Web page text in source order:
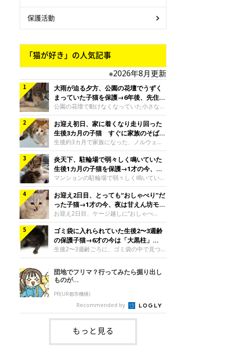
保護活動
「猫が好き」の人気記事
※2026年8月更新
大雨が迫る夕方、公園の花壇でうずく
まっていた子猫を保護→6年後、先住猫
と“姉妹”のような関係に
公園の花壇で動けなくなっていた小さな子
猫。家族に迎えられてから6年、先住猫と
の間には深い絆が育まれていました。保護
当時のティダちゃん。
@muumuu62197189紹介するのは、
X（旧Twitter）ユーザー
@muumuu62197189さんの愛猫・ティダ
ちゃん（取材時6才）の成長記録です。こ
ちらは、生後3カ月ごろのティダちゃん。
飼い主さんが出会ったのは、夜から大雨に
なると予報されていた日の夕方でした。花
壇で動けずにいた子猫保護したばかりのテ
ィダちゃん。@muumuu62197189飼い主
さんは、公園の
お迎え初日、家に着くなり走り回った
生後3カ月の子猫 すぐに家族のそばで
落ち着く姿に「迎えてよかった」
生後約3カ月で家族になった、ノルウェー
ジャンフォレストキャットの子猫。お迎え
翌日には、すでに家でくつろぐ様子を見せ
ていました。お迎え翌日、ベッドでうとう
とするむうちゃんお迎え翌日のむうちゃ
ん。@umimugi0304紹介するのは、
Instagramユーザー@umimugi0304さんの
愛猫・むうちゃん（撮影時、生後約3カ月
／ノルウェージャンフォレストキャッ
ト）。こちらは、お迎え翌日に撮影された
一枚。ゴハンをお腹いっぱい食べたむうち
ゃんは眠くなり、飼い主さん夫婦のベッド
でうとうとし始めたのだとか。飼い主さ
炎天下、駐輪場で弱々しく鳴いていた
生後1カ月の子猫を保護→1才の今、筋
肉質でツンデレなコに成長
マンションの駐輪場で弱々しく鳴いてい
た、生後1カ月ほどの子猫。家族に迎えら
れてから1年、体も行動も大きく成長しま
した。炎天下の駐輪場で鳴いていた小さな
子猫保護当時のモモちゃん。@Kingponzu
紹介するのは、X（旧Twitter）ユーザー
@Kingponzuさんの愛猫・モモちゃん（取
材時1才）の成長記録です。こちらは、モ
モちゃんが生後1カ月ごろに撮影された一
枚。飼い主さんの自宅マンションの駐輪場
です。子猫時代のモモちゃん。
@Kingponzuその日は気温が35℃を
お迎え2日目、とっても“おしゃべり”だ
った子猫→1才の今、夜は甘えん坊モー
ドになるコに成長！
お迎え2日目、ケージ越しに“おしゃべ
り”する姿を見せていた子猫。1才になった
今も見せる愛らしい姿にキュンとします。
お迎え2日目、ケージ越しに何かを伝える
ももちゃん“おしゃべり”なももちゃん。
@poocoonyan紹介するのは、Instagram
ユーザー@poocoonyanさんの愛猫・もも
ちゃん（取材時1才／マンチカン）です。
こちらの動画は、ももちゃんが生後2カ月
を過ぎたころ、お迎え2日目に撮影された
もの。新しい環境にゆっくり慣れてもらう
ため、当時はケージの中で過ごしていまし
た。鳴いてアピールするももち
ゴミ袋に入れられていた生後2〜3週齢
の保護子猫→6才の今は「大黒柱」
に！ 美しい黒猫に成長した姿にグッ
とくる
生後2〜3週齢ごろに、ゴミ袋の中で見つか
った小さな命。ミルクから育てられたその
子猫は今、家族に欠かせない存在へと成長
しました。ゴミ袋の中で見つかった、ミニ
モグラのような子猫よちよち歩きをしてい
たころの、生後2〜3週齢ごろのドンちゃ
ん。@doddou_1今回紹介するのは、
X（旧Twitter）ユーザー@doddou_1さん
の愛猫・ドンちゃん（取材時、推定6才／
本名：ドミトリー・ドンスコイ）。ドンち
ゃんは、保護猫でした。ドンちゃんが見つ
かったのは、飼い主さんの姉の勤め先の敷
団地でフリマ？行ってみたら掘り出し
ものが…
PR(UR都市機構)
Recommended by
もっと見る